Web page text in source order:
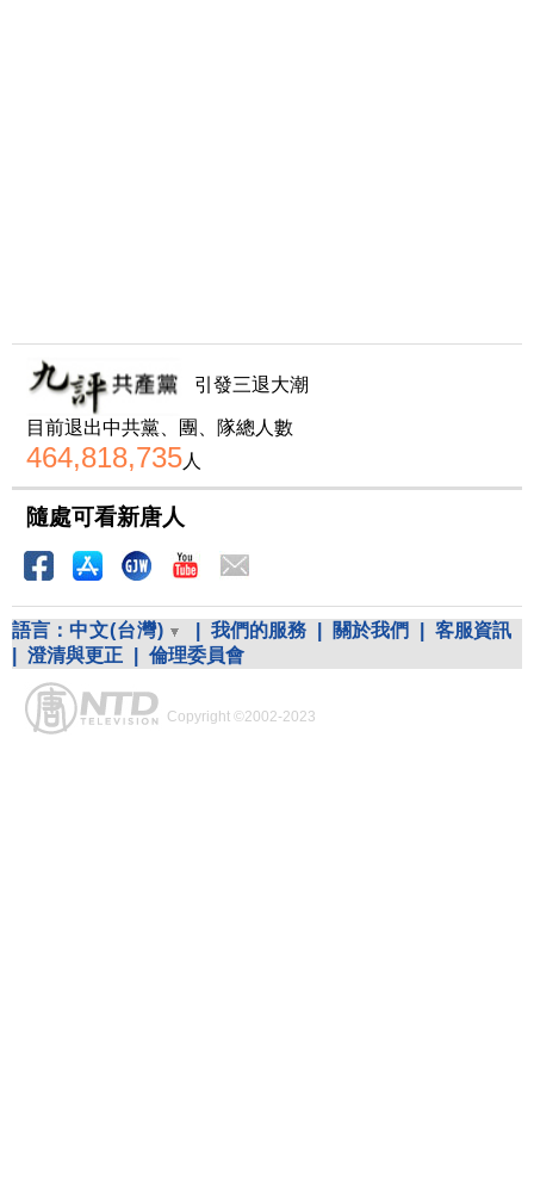
引發三退大潮
目前退出中共黨、團、隊總人數
464,818,735人
隨處可看新唐人
語言： 中文(台灣) 我們的服務 關於我們
客服資訊
澄清與更正 倫理委員會
Copyright ©2002-2023